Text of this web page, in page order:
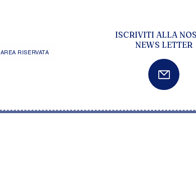
AREA RISERVATA
ISCRIVITI ALLA
NEWS LETTER